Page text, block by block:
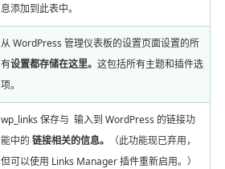
息添加到此表中。
从 WordPress 管理仪表板的设置页面设​​置的所
有设置都存储在这里。 这包括所有主题和插件选
项。
wp_links 保存与 输入到 WordPress 的链接功
能中的 链接相关的信息。
（此功能现已弃用，
但可以使用 Links Manager 插件重新启用。）